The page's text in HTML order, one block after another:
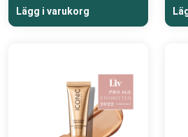
Lägg i varukorg